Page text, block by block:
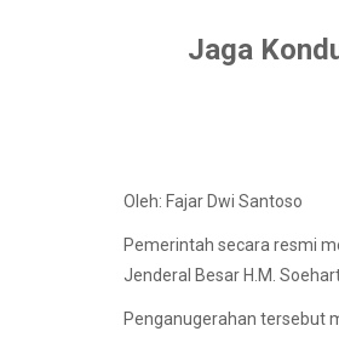
Jaga
Oleh: Fajar Dwi Santoso
Pemerintah secara resmi
Jenderal Besar H.M.
Penganugerahan tersebut